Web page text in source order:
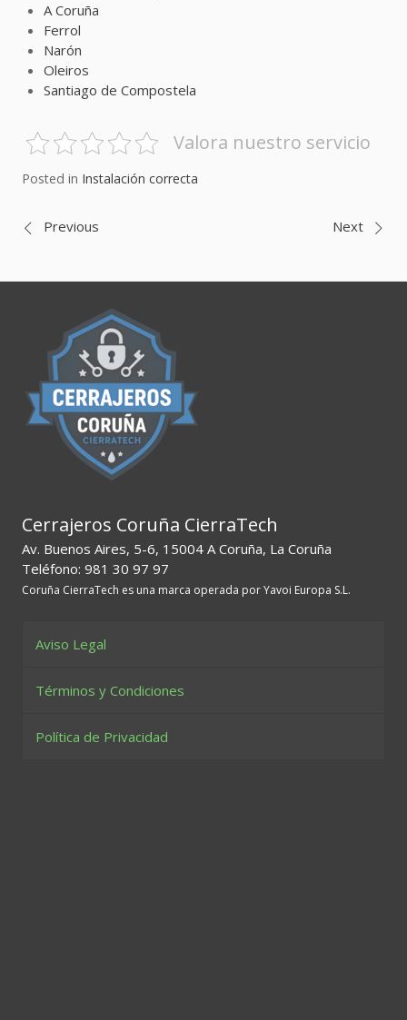
A Coruña
Ferrol
Narón
Oleiros
Santiago de Compostela
Valora nuestro servicio
Posted in Instalación correcta
Navegación
de
entradas
Previous Next
Cerrajeros Coruña CierraTech
Av. Buenos Aires, 5-6, 15004 A Coruña, La Coruña
Teléfono: 981 30 97 97
Coruña CierraTech es una marca operada por Yavoi Europa S.L.
Aviso Legal
Términos y Condiciones
Política de Privacidad